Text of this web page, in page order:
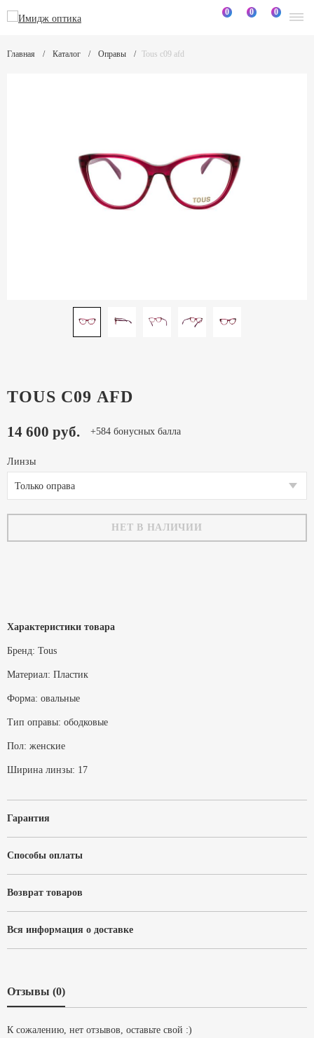
0 0 0
Главная Каталог Оправы Tous c09 afd
TOUS C09 AFD
14 600 руб. +584 бонусных балла
Линзы
Только оправа
НЕТ В НАЛИЧИИ
Характеристики товара
Бренд: Tous
Материал: Пластик
Форма: овальные
Тип оправы: ободковые
Пол: женские
Ширина линзы: 17
Гарантия
Способы оплаты
Возврат товаров
Вся информация о доставке
Отзывы (0)
К сожалению, нет отзывов, оставьте свой :)